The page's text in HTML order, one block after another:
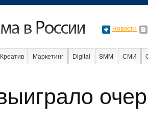
Новости
Креатив Маркетинг Digital SMM СМИ